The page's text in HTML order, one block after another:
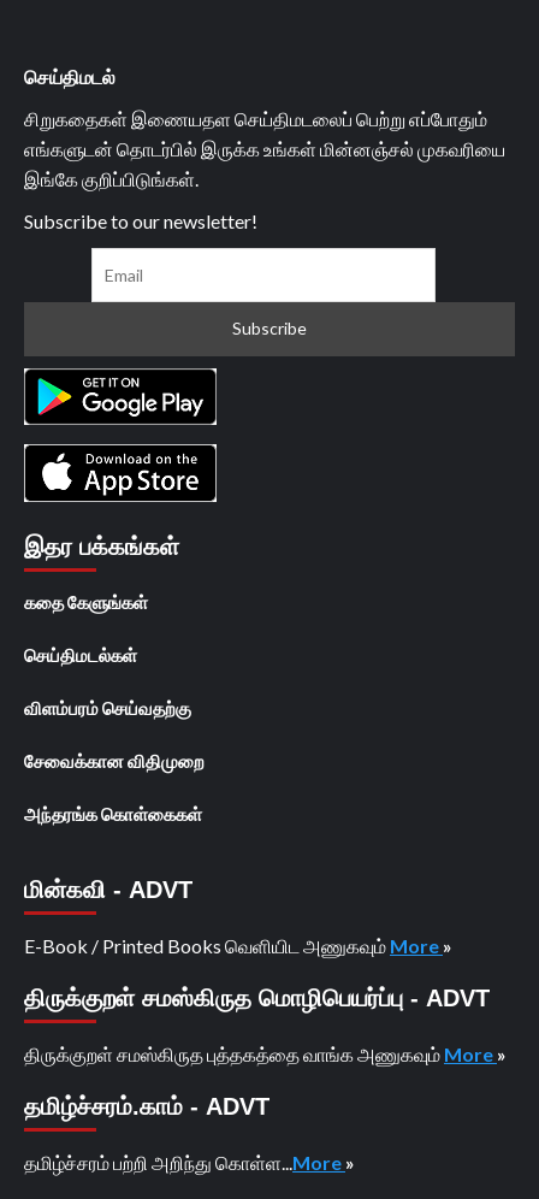
செய்திமடல்
சிறுகதைகள் இணையதள செய்திமடலைப் பெற்று எப்போதும்
எங்களுடன் தொடர்பில் இருக்க உங்கள் மின்னஞ்சல் முகவரியை
இங்கே குறிப்பிடுங்கள்.
Subscribe to our newsletter!
இதர பக்கங்கள்
கதை கேளுங்கள்
செய்திமடல்கள்
விளம்பரம் செய்வதற்கு
சேவைக்கான விதிமுறை
அந்தரங்க கொள்கைகள்
மின்கவி - ADVT
E-Book / Printed Books வெளியிட அணுகவும் More »
திருக்குறள் சமஸ்கிருத மொழிபெயர்ப்பு - ADVT
திருக்குறள் சமஸ்கிருத புத்தகத்தை வாங்க அணுகவும் More »
தமிழ்ச்சரம்.காம் - ADVT
தமிழ்ச்சரம் பற்றி அறிந்து கொள்ள... More »